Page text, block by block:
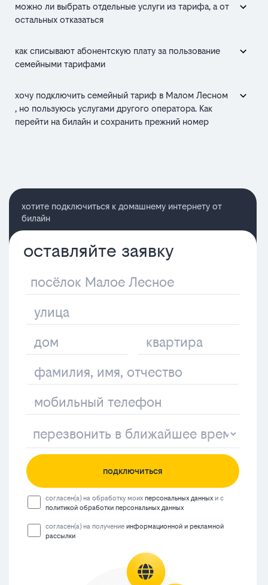
можно ли выбрать отдельные услуги из тарифа, а от
остальных отказаться
как списывают абонентскую плату за пользование
семейными тарифами
хочу подключить семейный тариф в Малом Лесном
, но пользуюсь услугами другого оператора. Как
перейти на билайн и сохранить прежний номер
хотите подключиться к домашнему интернету от
билайн
оставляйте заявку
подключиться
согласен(а) на обработку моихперсональных данных и с
политикой обработки персональных данных
согласен(а) на получениеинформационной и рекламной
рассылки